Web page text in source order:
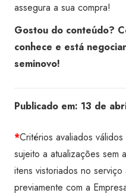
assegura a sua compra!
Gostou do conteúdo?
conhece e está
seminovo!
Publicado em: 13 de
*Critérios avaliados
sujeito a atualizações sem
itens vistoriados no
previamente com a